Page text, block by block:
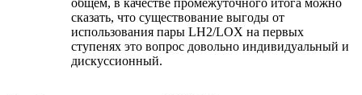
общем, в качестве промежуточного итога можно
сказать, что существование выгоды от
использования пары LH2/LOX на первых
ступенях это вопрос довольно индивидуальный и
дискуссионный.